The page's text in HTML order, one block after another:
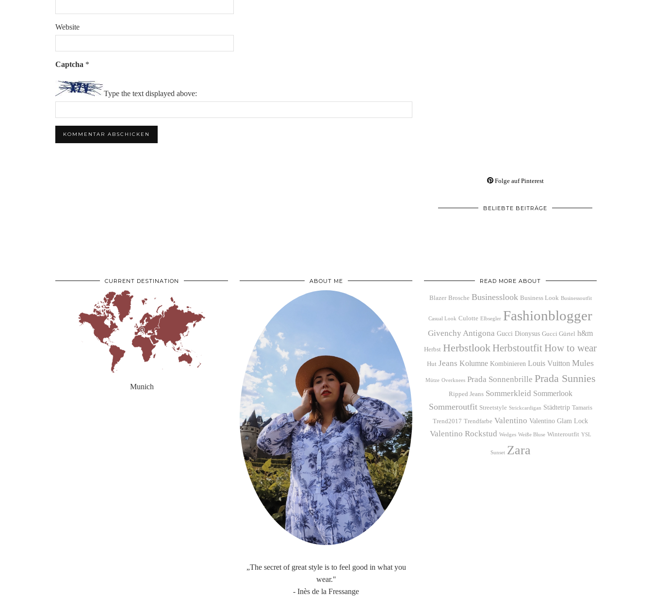
Website
Captcha *
Type the text displayed above:
Folge auf Pinterest
BELIEBTE BEITRÄGE
CURRENT DESTINATION
Munich
ABOUT ME
„The secret of great style is to feel good in what you
wear."
- Inès de la Fressange
READ MORE ABOUT
Blazer Brosche Businesslook Business Look Businessoutfit
Casual Look Culotte Elbsegler Fashionblogger
Givenchy Antigona Gucci Dionysus Gucci Gürtel h&m
Herbst Herbstlook Herbstoutfit How to wear
Hut Jeans Kolumne Kombinieren Louis Vuitton Mules
Mütze Overknees Prada Sonnenbrille Prada Sunnies
Ripped Jeans Sommerkleid Sommerlook
Sommeroutfit Streetstyle Strickcardigan Städtetrip Tamaris
Trend2017 Trendfarbe Valentino Valentino Glam Lock
Valentino Rockstud Wedges Weiße Bluse Winteroutfit YSL
Sunset Zara